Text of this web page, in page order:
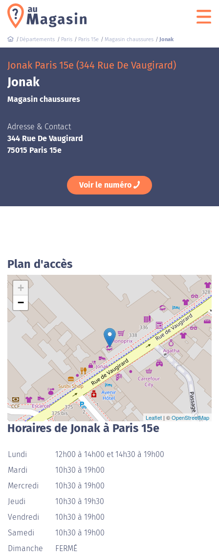
Départements Paris Paris 15e Magasin chaussures Jonak
Jonak Paris 15e (344 Rue De Vaugirard)
Jonak
Magasin chaussures
Adresse & Contact
344 Rue De Vaugirard
75015 Paris 15e
Voir le numéro
Plan d'accès
+
−
Leaflet | ©OpenStreetMap
Horaires de Jonak à Paris 15e
Lundi
12h00 à 14h00 et 14h30 à 19h00
Mardi
10h30 à 19h00
Mercredi
10h30 à 19h00
Jeudi
10h30 à 19h30
Vendredi
10h30 à 19h00
Samedi
10h30 à 19h00
Dimanche
FERMÉ